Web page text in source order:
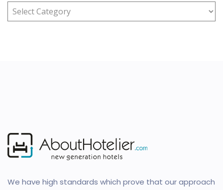
We have high standards which prove that our approach